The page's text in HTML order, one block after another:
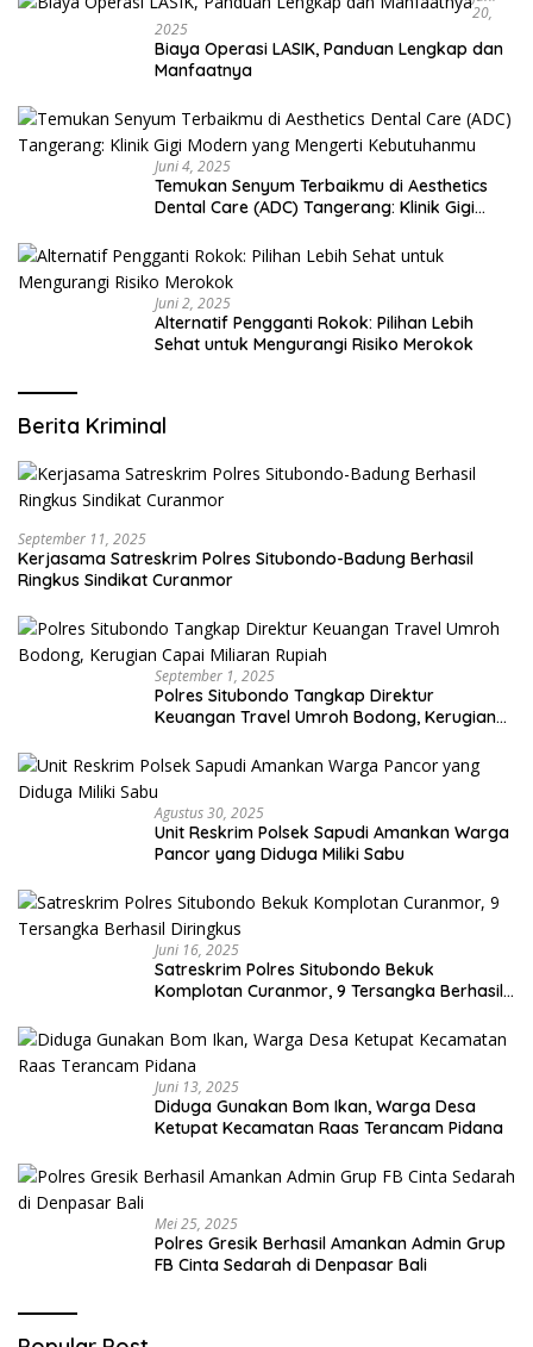
20,
2025
Biaya Operasi LASIK, Panduan Lengkap dan
Manfaatnya
Juni 4, 2025
Temukan Senyum Terbaikmu di Aesthetics
Dental Care (ADC) Tangerang: Klinik Gigi
Juni 2, 2025
Alternatif Pengganti Rokok: Pilihan Lebih
Sehat untuk Mengurangi Risiko Merokok
Berita Kriminal
September 11, 2025
Kerjasama Satreskrim Polres Situbondo-Badung Berhasil
Ringkus Sindikat Curanmor
September 1, 2025
Polres Situbondo Tangkap Direktur
Keuangan Travel Umroh Bodong, Kerugian
Agustus 30, 2025
Unit Reskrim Polsek Sapudi Amankan Warga
Pancor yang Diduga Miliki Sabu
Juni 16, 2025
Satreskrim Polres Situbondo Bekuk
Komplotan Curanmor, 9 Tersangka Berhasil
Juni 13, 2025
Diduga Gunakan Bom Ikan, Warga Desa
Ketupat Kecamatan Raas Terancam Pidana
Mei 25, 2025
Polres Gresik Berhasil Amankan Admin Grup
FB Cinta Sedarah di Denpasar Bali